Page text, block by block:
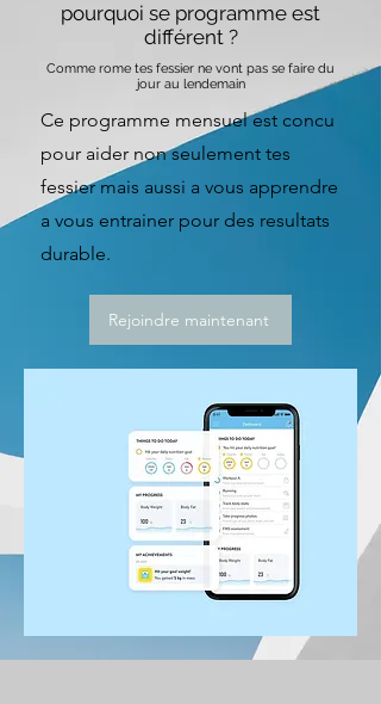
pourquoi se programme est
différent ?
Comme rome tes fessier ne vont pas se faire du
jour au lendemain
Ce programme mensuel est concu
pour aider non seulement tes
fessier mais aussi a vous apprendre
a vous entrainer pour des resultats
durable.
Rejoindre maintenant